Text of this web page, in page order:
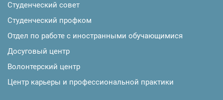
Студенческий совет
Студенческий профком
Отдел по работе с иностранными обучающимися
Досуговый центр
Волонтерский центр
Центр карьеры и профессиональной практики